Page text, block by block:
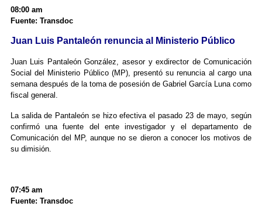
08:00 am
Fuente: Transdoc
Juan Luis Pantaleón renuncia al Ministerio Público
Juan Luis Pantaleón González, asesor y exdirector de Comunicación
Social del Ministerio Público (MP), presentó su renuncia al cargo una
semana después de la toma de posesión de Gabriel García Luna como
fiscal general.
La salida de Pantaleón se hizo efectiva el pasado 23 de mayo, según
confirmó una fuente del ente investigador y el departamento de
Comunicación del MP, aunque no se dieron a conocer los motivos de
su dimisión.
07:45 am
Fuente: Transdoc